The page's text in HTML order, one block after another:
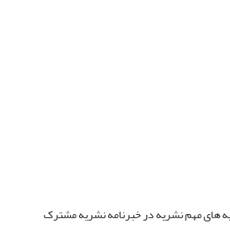
های مهم نشریه در خبرنامه نشریه مشترک